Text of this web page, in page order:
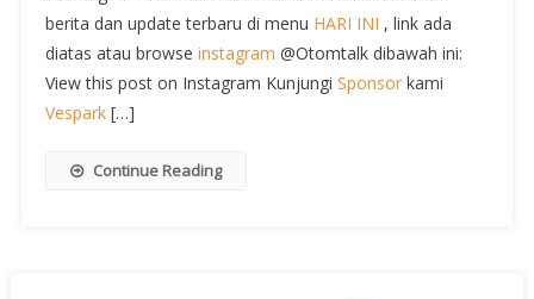
berita dan update terbaru di menu HARI INI , link ada
diatas atau browse instagram @Otomtalk dibawah ini:
View this post on Instagram Kunjungi Sponsorkami
Vespark[…]
Continue Reading